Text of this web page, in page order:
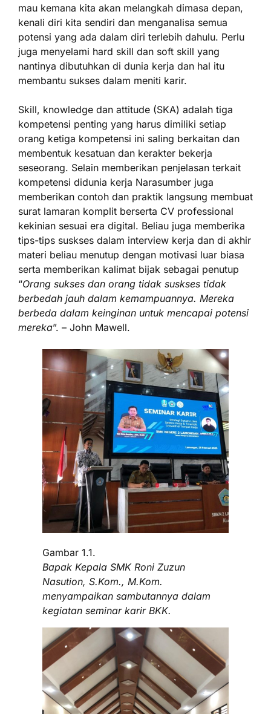
mau kemana kita akan melangkah dimasa depan,
kenali diri kita sendiri dan menganalisa semua
potensi yang ada dalam diri terlebih dahulu. Perlu
juga menyelami hard skill dan soft skill yang
nantinya dibutuhkan di dunia kerja dan hal itu
membantu sukses dalam meniti karir.
Skill, knowledge dan attitude (SKA) adalah tiga
kompetensi penting yang harus dimiliki setiap
orang ketiga kompetensi ini saling berkaitan dan
membentuk kesatuan dan kerakter bekerja
seseorang. Selain memberikan penjelasan terkait
kompetensi didunia kerja Narasumber juga
memberikan contoh dan praktik langsung membuat
surat lamaran komplit berserta CV professional
kekinian sesuai era digital. Beliau juga memberika
tips-tips suskses dalam interview kerja dan di akhir
materi beliau menutup dengan motivasi luar biasa
serta memberikan kalimat bijak sebagai penutup
“Orang sukses dan orang tidak suskses tidak
berbedah jauh dalam kemampuannya. Mereka
berbeda dalam keinginan untuk mencapai potensi
mereka”. – John Mawell.
Gambar 1.1.
Bapak Kepala SMK Roni Zuzun
Nasution, S.Kom., M.Kom.
menyampaikan sambutannya dalam
kegiatan seminar karir BKK.